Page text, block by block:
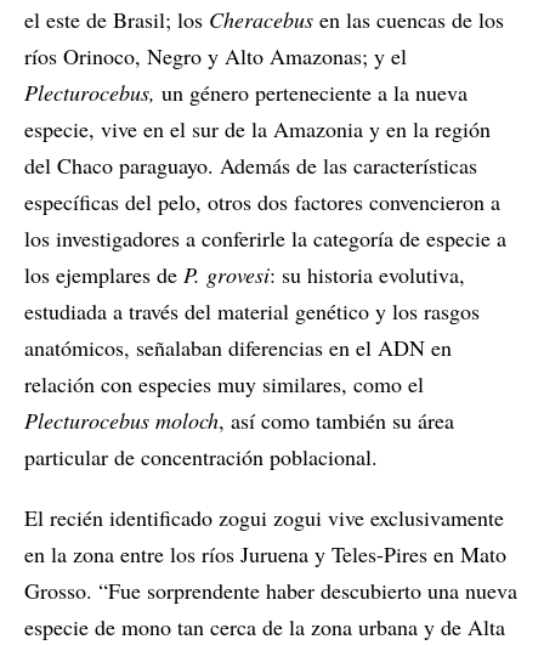
el este de Brasil; los Cheracebus en las cuencas de los
ríos Orinoco, Negro y Alto Amazonas; y el
Plecturocebus, un género perteneciente a la nueva
especie, vive en el sur de la Amazonia y en la región
del Chaco paraguayo. Además de las características
específicas del pelo, otros dos factores convencieron a
los investigadores a conferirle la categoría de especie a
los ejemplares de P. grovesi: su historia evolutiva,
estudiada a través del material genético y los rasgos
anatómicos, señalaban diferencias en el ADN en
relación con especies muy similares, como el
Plecturocebus moloch, así como también su área
particular de concentración poblacional.
El recién identificado zogui zogui vive exclusivamente
en la zona entre los ríos Juruena y Teles-Pires en Mato
Grosso. “Fue sorprendente haber descubierto una nueva
especie de mono tan cerca de la zona urbana y de Alta